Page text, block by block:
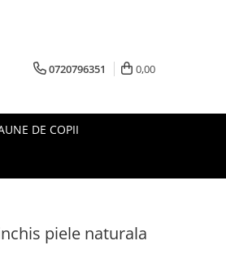
0720796351 0,00
DE COPII
piele naturala